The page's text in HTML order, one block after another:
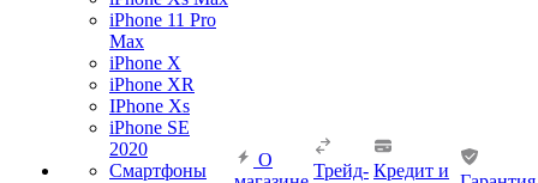
iPhone 11 Pro
Max
iPhone X
iPhone XR
IPhone Xs
iPhone SE
2020
Смартфоны
О
Трейд- Кредит и